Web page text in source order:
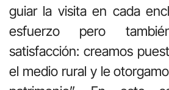
guiar la visita en cada
esfuerzo pero
satisfacción: creamos
el medio rural y le